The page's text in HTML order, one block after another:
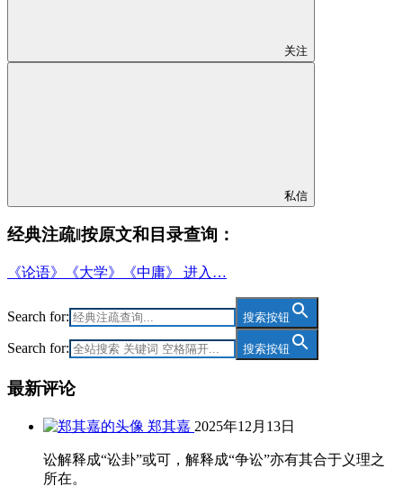
关注
私信
经典注疏‖按原文和目录查询：
《论语》《大学》《中庸》 进入…
Search for: 搜索按钮
Search for: 搜索按钮
最新评论
郑其嘉 2025年12月13日
讼解释成“讼卦”或可，解释成“争讼”亦有其合于义理之
所在。